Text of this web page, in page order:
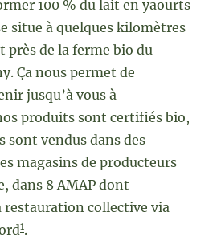
100 % du lait en yaourts
situe à quelques kilomètres
près de la ferme bio du
Ça nous permet de
jusqu’à vous à
produits sont certifiés bio,
sont vendus dans des
magasins de producteurs
dans 8 AMAP dont
restauration collective via
1.